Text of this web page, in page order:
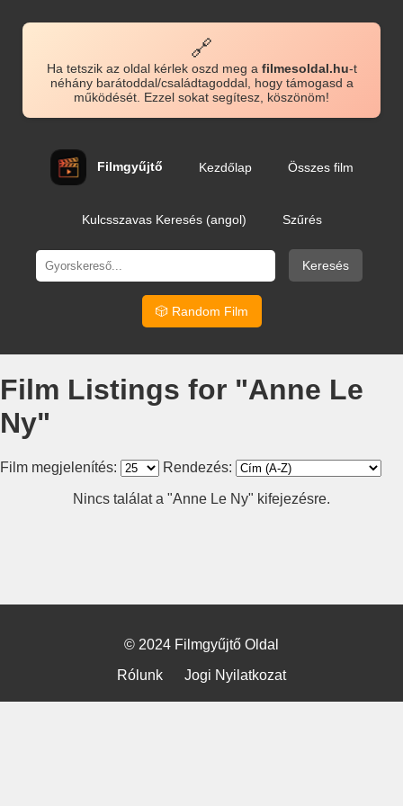
🔗
Ha tetszik az oldal kérlek oszd meg a filmesoldal.hu-t
néhány barátoddal/családtagoddal, hogy támogasd a
működését. Ezzel sokat segítesz, köszönöm!
Filmgyűjtő Kezdőlap Összes film
Kulcsszavas Keresés (angol) Szűrés
Keresés
🎲 Random Film
Film Listings for "Anne Le
Ny"
Film megjelenítés: Rendezés:
Nincs találat a "Anne Le Ny" kifejezésre.
© 2024 Filmgyűjtő Oldal
Rólunk
Jogi Nyilatkozat